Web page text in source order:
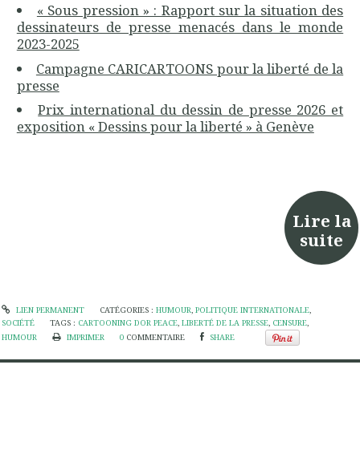
« Sous pression » : Rapport sur la situation des
dessinateurs de presse menacés dans le monde
2023-2025
Campagne CARICARTOONS pour la liberté de la
presse
Prix international du dessin de presse 2026 et
exposition « Dessins pour la liberté » à Genève
Lire la
suite
LIEN PERMANENT CATÉGORIES : HUMOUR POLITIQUE INTERNATIONALE,
SOCIÉTÉ
TAGS : CARTOONING DOR PEACE ,LIBERTÉ DE LA PRESSE CENSURE
HUMOUR
IMPRIMER 0 COMMENTAIRE SHARE